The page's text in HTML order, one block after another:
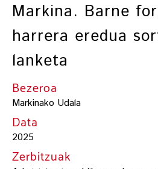
Markina. Barne
harrera eredua
lanketa
Bezeroa
Markinako Udala
Data
2025
Zerbitzuak